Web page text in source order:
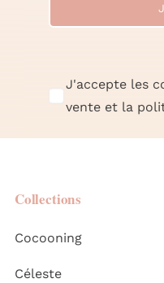
J'accepte les
vente et la
Collections
Cocooning
Céleste